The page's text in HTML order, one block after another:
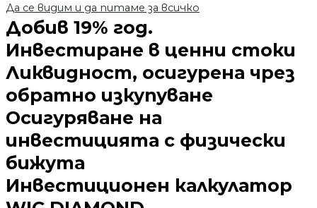
Да се видим и да питаме за всичко
Добив 19% год.
Инвестиране в ценни стоки
Ликвидност, осигурена чрез
обратно изкупуване
Осигуряване на
инвестицията с физически
бижута
Инвестиционен калкулатор